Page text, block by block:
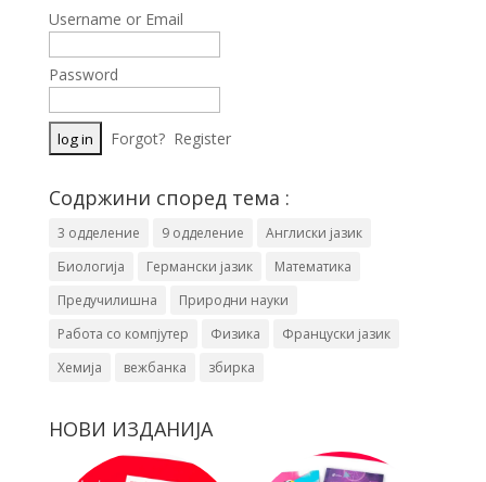
Username or Email
Password
Forgot? Register
Содржини според тема :
3 одделение 9 одделение
Англиски јазик
Биологија
Германски јазик
Математика
Предучилишна
Природни науки
Работа со компјутер
Физика
Француски јазик
Хемија
вежбанка збирка
НОВИ ИЗДАНИЈА